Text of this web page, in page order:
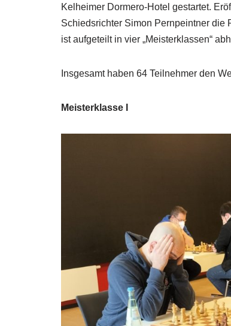
Kelheimer Dormero-Hotel gestartet.
Schiedsrichter Simon Pernpeintner die
ist aufgeteilt in vier „Meisterklassen“
Insgesamt haben 64 Teilnehmer den
Meisterklasse I